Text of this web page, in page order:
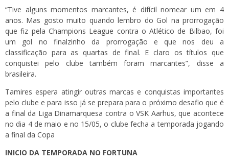
“Tive alguns momentos marcantes, é difícil nomear um em 4
anos. Mas gosto muito quando lembro do Gol na prorrogação
que fiz pela Champions League contra o Atlético de Bilbao, foi
um gol no finalzinho da prorrogação e que nos deu a
classificação para as quartas de final. E claro os títulos que
conquistei pelo clube também foram marcantes”, disse a
brasileira.
Tamires espera atingir outras marcas e conquistas importantes
pelo clube e para isso já se prepara para o próximo desafio que é
a final da Liga Dinamarquesa contra o VSK Aarhus, que acontece
no dia 4 de maio e no 15/05, o clube fecha a temporada jogando
a final da Copa
INICIO DA TEMPORADA NO FORTUNA